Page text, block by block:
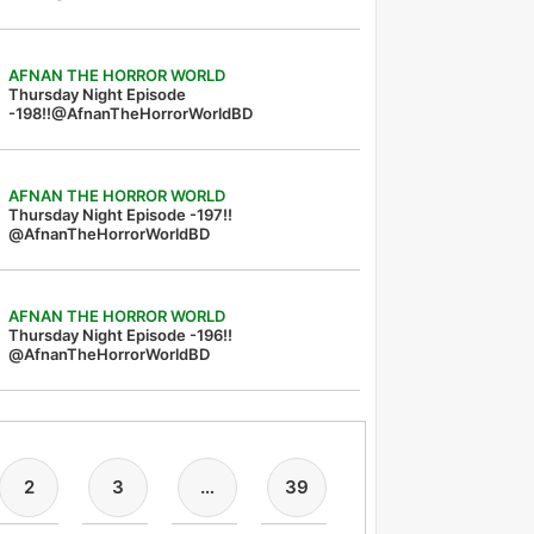
AFNAN THE HORROR WORLD
Thursday Night Episode
-198!!@AfnanTheHorrorWorldBD
AFNAN THE HORROR WORLD
Thursday Night Episode -197!!‪
@AfnanTheHorrorWorldBD‬
AFNAN THE HORROR WORLD
Thursday Night Episode -196!!
@AfnanTheHorrorWorldBD
2 3 … 39